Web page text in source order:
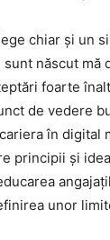
chiar și un
născut
foarte
de vedere
în digital
principii și
unor